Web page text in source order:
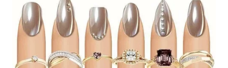
WN
BOROBUDUR
MADURA